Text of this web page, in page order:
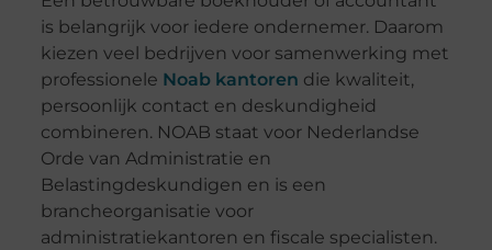
is belangrijk voor iedere ondernemer. Daarom
kiezen veel bedrijven voor samenwerking met
professionele Noab kantoren die kwaliteit,
persoonlijk contact en deskundigheid
combineren. NOAB staat voor Nederlandse
Orde van Administratie en
Belastingdeskundigen en is een
brancheorganisatie voor
administratiekantoren en fiscale specialisten.